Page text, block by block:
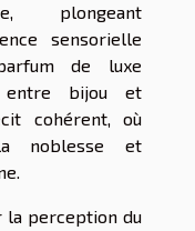
plongeant
sensorielle
de luxe
bijou et
cohérent, où
noblesse et
la perception du